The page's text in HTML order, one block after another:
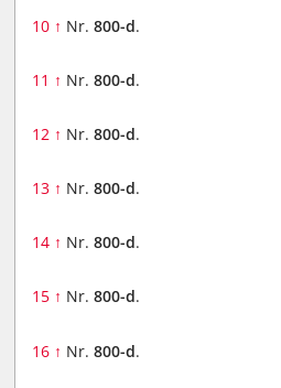
10 ↑ Nr.800-d.
11 ↑ Nr.800-d.
12 ↑ Nr.800-d.
13 ↑ Nr.800-d.
14 ↑ Nr.800-d.
15 ↑ Nr.800-d.
16 ↑ Nr.800-d.